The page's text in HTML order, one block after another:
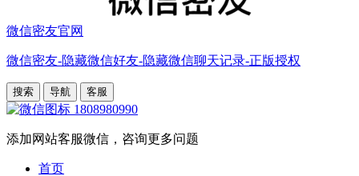
微信密友官网
微信密友-隐藏微信好友-隐藏微信聊天记录-正版授权
搜索 导航 客服
1808980990
添加网站客服微信，咨询更多问题
首页